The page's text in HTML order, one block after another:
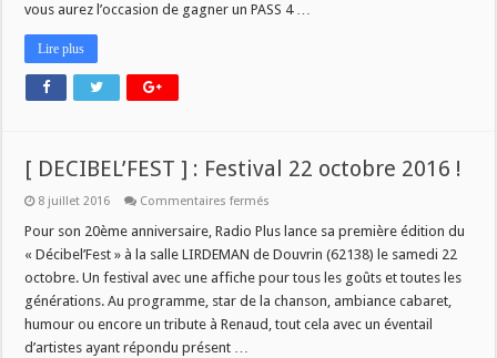
vous aurez l’occasion de gagner un PASS 4 …
Lire plus
[ DECIBEL’FEST ] : Festival 22 octobre 2016 !
8 juillet 2016 Commentaires fermés
DECIBEL’FEST
:
Festival
22
octobre
!
Pour son 20ème anniversaire, Radio Plus lance sa première édition du
« Décibel’Fest » à la salle LIRDEMAN de Douvrin (62138) le samedi 22
octobre. Un festival avec une affiche pour tous les goûts et toutes les
générations. Au programme, star de la chanson, ambiance cabaret,
humour ou encore un tribute à Renaud, tout cela avec un éventail
d’artistes ayant répondu présent …